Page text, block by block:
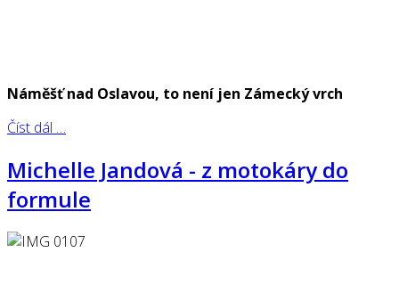
Náměšť nad Oslavou, to není jen Zámecký vrch
Číst dál …
Michelle Jandová - z motokáry do
formule